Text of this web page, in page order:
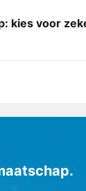
kies voor